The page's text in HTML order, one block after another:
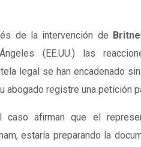
de la intervención de
(EE.UU.) las
legal se han encadenado
abogado registre una petición
caso afirman que el
estaría preparando la